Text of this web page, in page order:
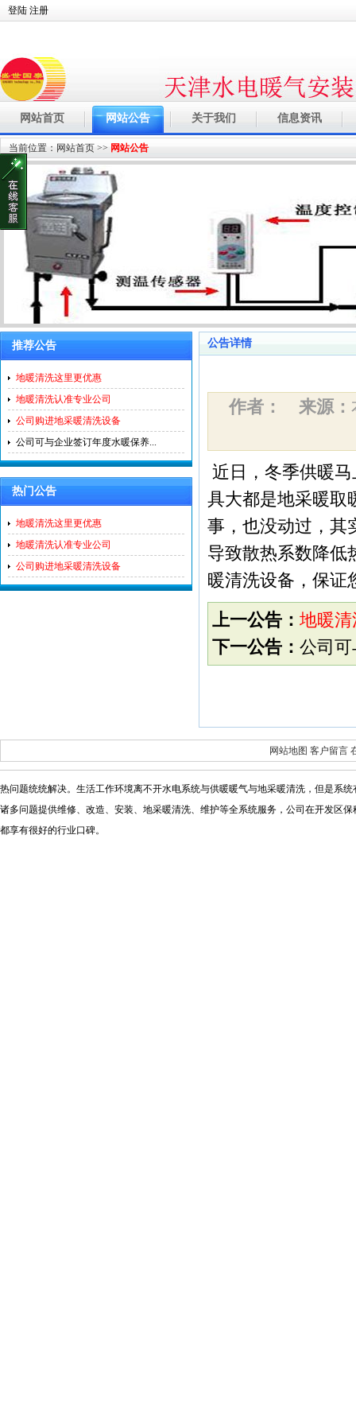
登陆 注册
网站首页 网站公告 关于我们 信息资讯
当前位置： 网站首页 >> 网站公告
推荐公告
地暖清洗这里更优惠
地暖清洗认准专业公司
公司购进地采暖清洗设备
公司可与企业签订年度水暖保养...
热门公告
地暖清洗这里更优惠
地暖清洗认准专业公司
公司购进地采暖清洗设备
公告详情
作者： 来源：
近日，冬季供暖
具大都是地采暖取
事，也没动过，其
导致散热系数降低
暖清洗设备，保证
上一公告： 地暖
下一公告： 公司
网站地图 客户留言
热问题统统解决。生活工作环境离不开水电系统与供暖暖气与地采暖清洗，但是系
诸多问题提供维修、改造、安装、地采暖清洗、维护等全系统服务，公司在开发区
都享有很好的行业口碑。